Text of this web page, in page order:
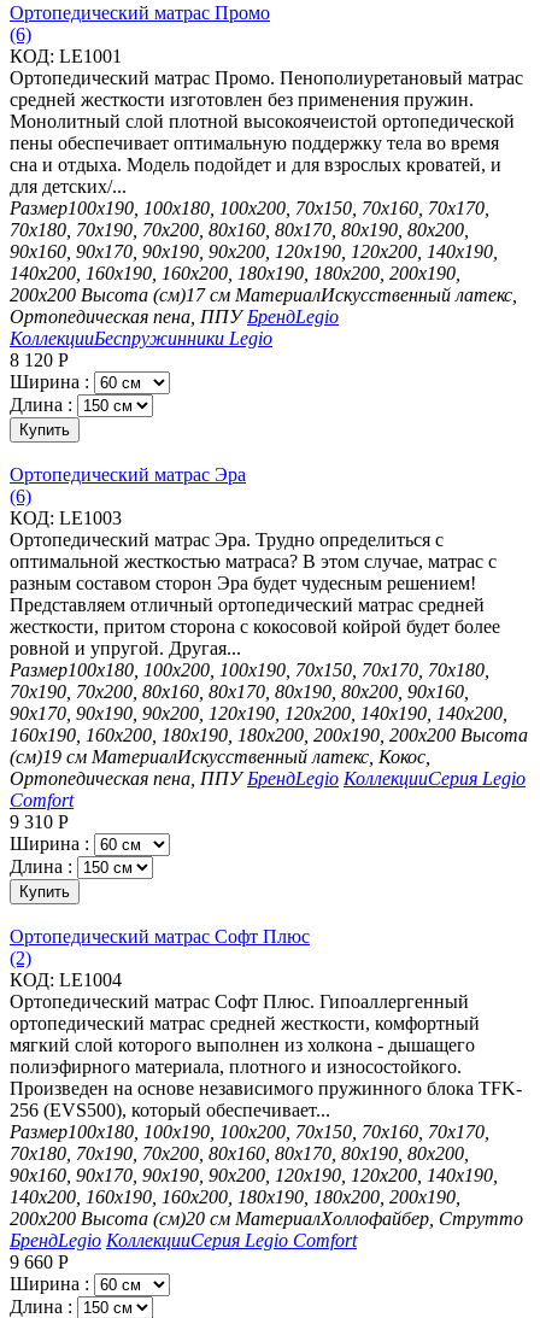
Ортопедический матрас Промо
(6)
КОД: LE1001
Ортопедический матрас Промо. Пенополиуретановый матрас
средней жесткости изготовлен без применения пружин.
Монолитный слой плотной высокоячеистой ортопедической
пены обеспечивает оптимальную поддержку тела во время
сна и отдыха. Модель подойдет и для взрослых кроватей, и
для детских/...
Размер100х190, 100х180, 100х200, 70х150, 70х160, 70х170,
70х180, 70х190, 70х200, 80х160, 80х170, 80х190, 80х200,
90х160, 90х170, 90х190, 90х200, 120х190, 120х200, 140х190,
140х200, 160х190, 160х200, 180х190, 180х200, 200х190,
200х200 Высота (см)17 см МатериалИскусственный латекс,
Ортопедическая пена, ППУ БрендLegio
КоллекцииБеспружинники Legio
8 120 Р
Ширина :
Длина :
Купить
Ортопедический матрас Эра
(6)
КОД: LE1003
Ортопедический матрас Эра. Трудно определиться с
оптимальной жесткостью матраса? В этом случае, матрас с
разным составом сторон Эра будет чудесным решением!
Представляем отличный ортопедический матрас средней
жесткости, притом сторона с кокосовой койрой будет более
ровной и упругой. Другая...
Размер100х180, 100х200, 100х190, 70х150, 70х170, 70х180,
70х190, 70х200, 80х160, 80х170, 80х190, 80х200, 90х160,
90х170, 90х190, 90х200, 120х190, 120х200, 140х190, 140х200,
160х190, 160х200, 180х190, 180х200, 200х190, 200х200 Высота
(см)19 см МатериалИскусственный латекс, Кокос,
Ортопедическая пена, ППУ БрендLegio КоллекцииСерия Legio
Comfort
9 310 Р
Ширина :
Длина :
Купить
Ортопедический матрас Софт Плюс
(2)
КОД: LE1004
Ортопедический матрас Софт Плюс. Гипоаллергенный
ортопедический матрас средней жесткости, комфортный
мягкий слой которого выполнен из холкона - дышащего
полиэфирного материала, плотного и износостойкого.
Произведен на основе независимого пружинного блока TFK-
256 (EVS500), который обеспечивает...
Размер100х180, 100х190, 100х200, 70х150, 70х160, 70х170,
70х180, 70х190, 70х200, 80х160, 80х170, 80х190, 80х200,
90х160, 90х170, 90х190, 90х200, 120х190, 120х200, 140х190,
140х200, 160х190, 160х200, 180х190, 180х200, 200х190,
200х200 Высота (см)20 см МатериалХоллофайбер, Струтто
БрендLegio КоллекцииСерия Legio Comfort
9 660 Р
Ширина :
Длина :